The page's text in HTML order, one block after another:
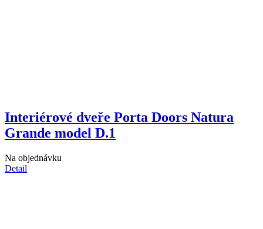
Interiérové dveře Porta Doors Natura
Grande model D.1
Na objednávku
Detail